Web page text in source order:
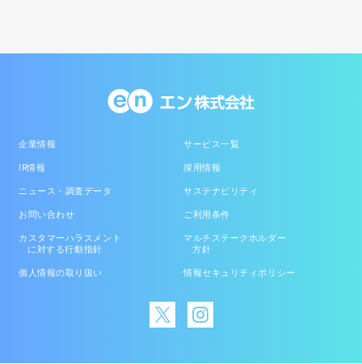
企業情報 サービス一覧
IR情報 採用情報
ニュース・調査データ サステナビリティ
お問い合わせ ご利用条件
カスタマーハラスメント
に対する行動指針
マルチステークホルダー
方針
個人情報の取り扱い 情報セキュリティポリシー